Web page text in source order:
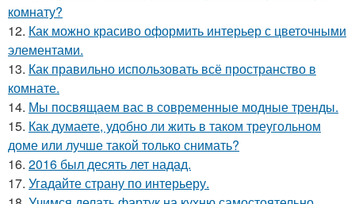
комнату?
12. Как можно красиво оформить интерьер с цветочными
элементами.
13. Как правильно использовать всё пространство в
комнате.
14. Мы посвящаем вас в современные модные тренды.
15. Как думаете, удобно ли жить в таком треугольном
доме или лучше такой только снимать?
16. 2016 был десять лет надад.
17. Угадайте страну по интерьеру.